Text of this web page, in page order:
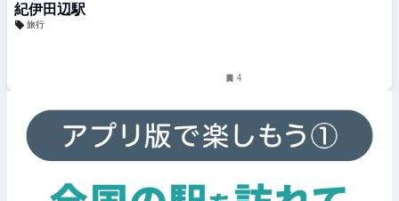
紀伊田辺駅
旅行
4